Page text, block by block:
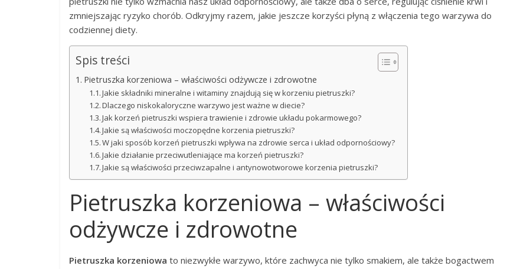
zmniejszając ryzyko chorób. Odkryjmy razem, jakie jeszcze korzyści płyną z włączenia tego warzywa do
codziennej diety.
Spis treści
Pietruszka korzeniowa – właściwości odżywcze i zdrowotne
Jakie składniki mineralne i witaminy znajdują się w korzeniu pietruszki?
Dlaczego niskokaloryczne warzywo jest ważne w diecie?
Jak korzeń pietruszki wspiera trawienie i zdrowie układu pokarmowego?
Jakie są właściwości moczopędne korzenia pietruszki?
W jaki sposób korzeń pietruszki wpływa na zdrowie serca i układ odpornościowy?
Jakie działanie przeciwutleniające ma korzeń pietruszki?
Jakie są właściwości przeciwzapalne i antynowotworowe korzenia pietruszki?
Pietruszka korzeniowa – właściwości
odżywcze i zdrowotne
Pietruszka korzeniowa to niezwykłe warzywo, które zachwyca nie tylko smakiem, ale także bogactwem